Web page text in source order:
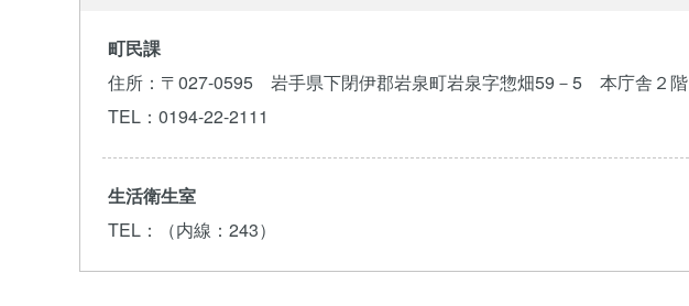
町民課
住所 ：〒027-0595 岩手県下閉伊郡岩泉町岩泉字惣畑59－5 本庁舎２階
TEL ：0194-22-2111
生活衛生室
TEL ：（内線：243）